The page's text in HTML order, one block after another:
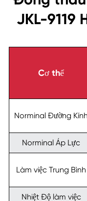
JKL-9119
Cơ thể
Norminal Đường Kính
Norminal Áp Lực
Làm việc Trung Bình
Nhiệt Độ làm việc